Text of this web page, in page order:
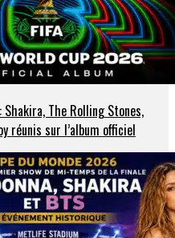
Shakira, The Rolling Stones,
réunis sur l’album officiel